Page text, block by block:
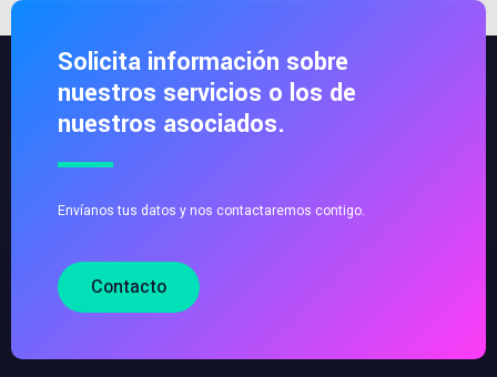
Solicita información sobre
nuestros servicios o los de
nuestros asociados.
Envíanos tus datos y nos contactaremos contigo.
Contacto